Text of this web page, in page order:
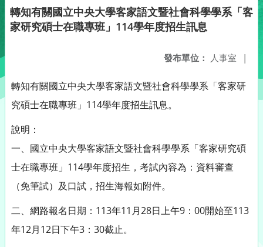
轉知有關國立中央大學客家語文暨社會科學學系「客
家研究碩士在職專班」114學年度招生訊息
發布單位： 人事室 |
轉知有關國立中央大學客家語文暨社會科學學系「客家研
究碩士在職專班」114學年度招生訊息。
說明：
一、國立中央大學客家語文暨社會科學學系「客家研究碩
士在職專班」114學年度招生，考試內容為：資料審查
（免筆試）及口試，招生海報如附件。
二、網路報名日期：113年11月28日上午9：00開始至113
年12月12日下午3：30截止。